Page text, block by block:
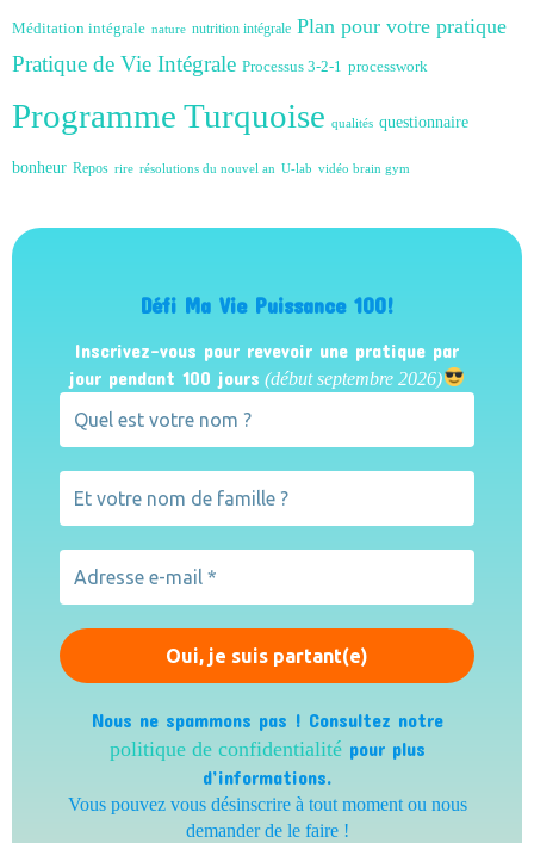
Méditation intégrale nature nutrition intégrale Plan pour votre pratique
Pratique de Vie Intégrale Processus 3-2-1 processwork
Programme Turquoise qualités questionnaire
bonheur Repos rire résolutions du nouvel an U-lab vidéo brain gym
Défi Ma Vie Puissance 100!
Inscrivez-vous pour revevoir une pratique par
jour pendant 100 jours (début septembre 2026)
Nous ne spammons pas ! Consultez notre
politique de confidentialitépour plus
d’informations.
Vous pouvez vous désinscrire à tout moment ou nous
demander de le faire !